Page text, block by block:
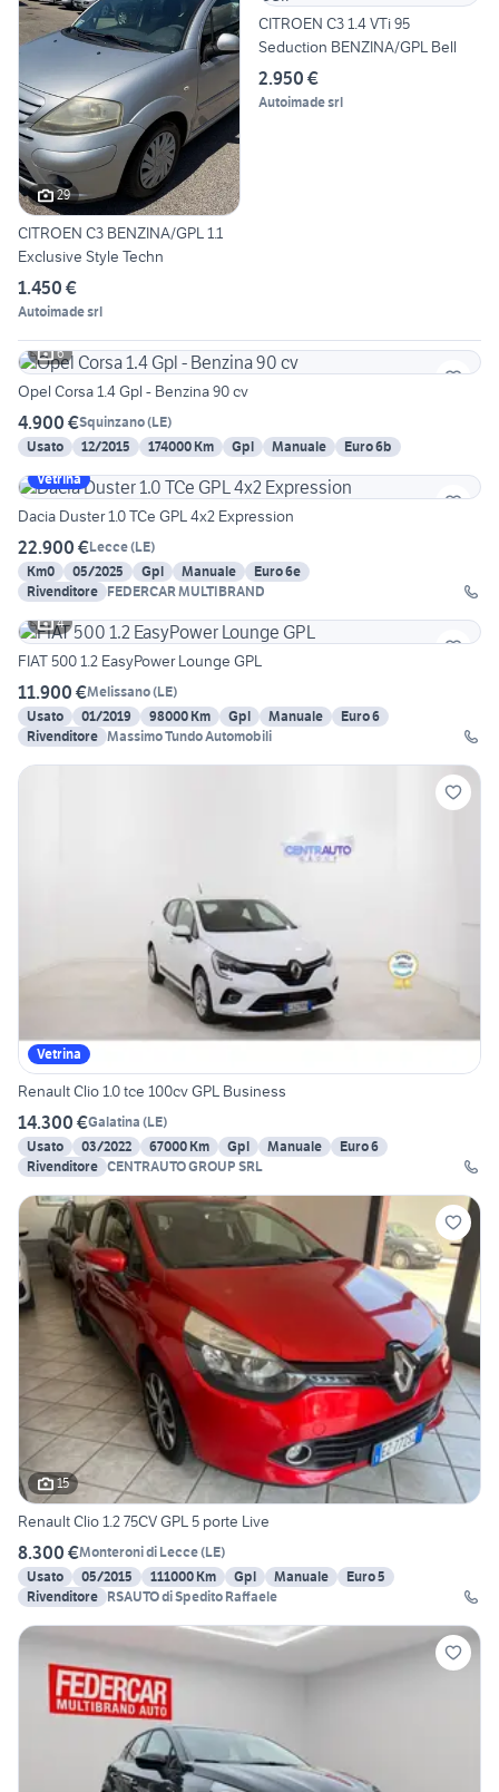
29
CITROEN C3 BENZINA/GPL 1.1
Exclusive Style Techn
1.450 €
Autoimade srl
CITROEN C3 1.4 VTi 95
Seduction BENZINA/GPL Bell
2.950 €
Autoimade srl
6
Opel Corsa 1.4 Gpl - Benzina 90 cv
4.900 €Squinzano(LE)
Usato
12/2015 174000 Km Gpl Manuale
Euro 6b
Vetrina
Dacia Duster 1.0 TCe GPL 4x2 Expression
22.900 €Lecce(LE)
Km0
05/2025 Gpl Manuale
Euro 6e
Rivenditore FEDERCAR MULTIBRAND
4
FIAT 500 1.2 EasyPower Lounge GPL
11.900 €Melissano(LE)
Usato
01/2019 98000 Km Gpl Manuale
Euro 6
Rivenditore Massimo Tundo Automobili
Vetrina
Renault Clio 1.0 tce 100cv GPL Business
14.300 €Galatina (LE)
Usato
03/2022 67000 Km Gpl Manuale
Euro 6
Rivenditore CENTRAUTO GROUP SRL
15
Renault Clio 1.2 75CV GPL 5 porte Live
8.300 €Monteroni di Lecce(LE)
Usato
05/2015 111000 Km Gpl Manuale
Euro 5
Rivenditore RSAUTO di Spedito Raffaele